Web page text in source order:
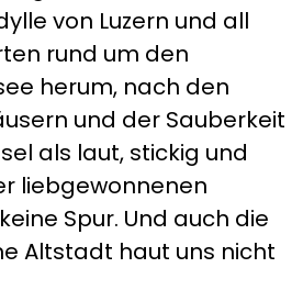
von Luzern und all
rund um den
herum, nach den
und der Sauberkeit
als laut, stickig und
liebgewonnenen
Spur. Und auch die
Altstadt haut uns nicht